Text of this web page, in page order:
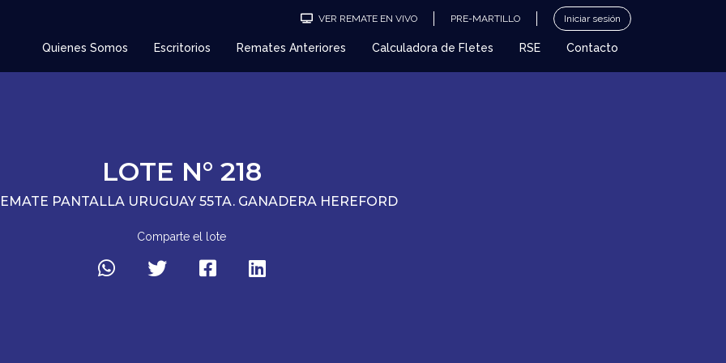
VER REMATE EN VIVO PRE-MARTILLO Iniciar sesión
Quienes Somos Escritorios Remates Anteriores Calculadora de Fletes RSE Contacto
LOTE N° 218
PANTALLA URUGUAY 55TA. GANADERA HEREFORD
Comparte el lote